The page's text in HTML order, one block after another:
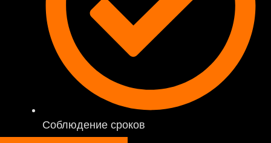
Соблюдение сроков